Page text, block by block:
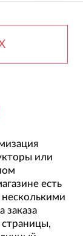
или
есть
заказа